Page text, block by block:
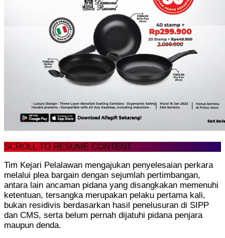
SCROLL TO RESUME CONTENT
Tim Kejari Pelalawan mengajukan penyelesaian perkara
melalui plea bargain dengan sejumlah pertimbangan,
antara lain ancaman pidana yang disangkakan memenuhi
ketentuan, tersangka merupakan pelaku pertama kali,
bukan residivis berdasarkan hasil penelusuran di SIPP
dan CMS, serta belum pernah dijatuhi pidana penjara
maupun denda.